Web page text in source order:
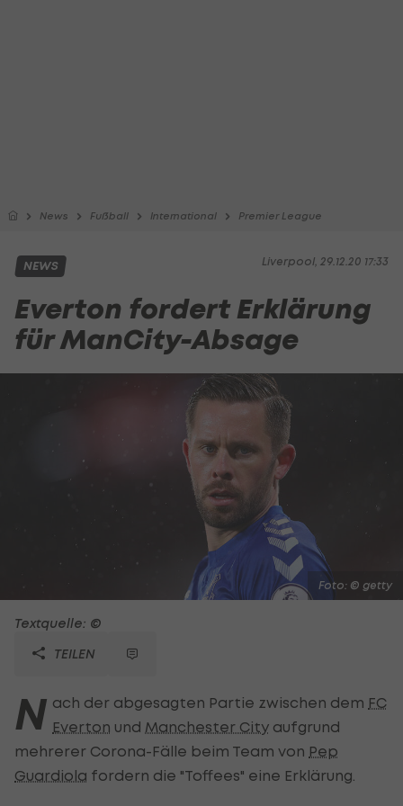
News Fußball International Premier League
Liverpool, 29.12.20 17:33
NEWS
Everton fordert Erklärung
für ManCity-Absage
Foto: © getty
Textquelle: ©
TEILEN
N ach der abgesagten Partie zwischen dem FC
Everton und Manchester City aufgrund
mehrerer Corona-Fälle beim Team von Pep
Guardiola fordern die "Toffees" eine Erklärung.